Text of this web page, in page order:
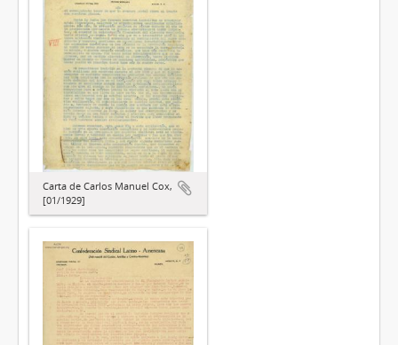
Carta de Carlos Manuel Cox,
[01/1929]